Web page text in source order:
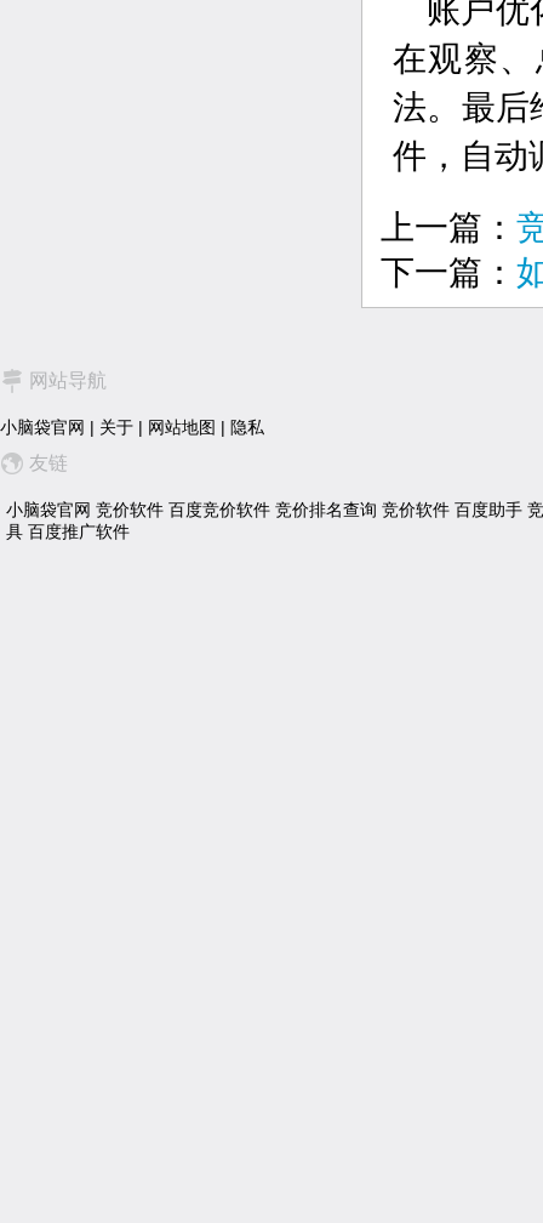
账户优
在观察
法。最
件，自动
上一篇：
下一篇：
网站导航
小脑袋官网 | 关于 | 网站地图 | 隐私
友链
小脑袋官网 竞价软件 百度竞价软件 竞价排名查询 竞价软件 百度助手
具 百度推广软件